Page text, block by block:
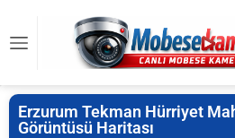
Erzurum Tekman Hürriyet
Görüntüsü Haritası